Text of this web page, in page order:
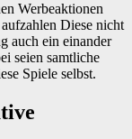
Werbeaktionen
Diese nicht
auch ein einander
seien samtliche
Spiele selbst.